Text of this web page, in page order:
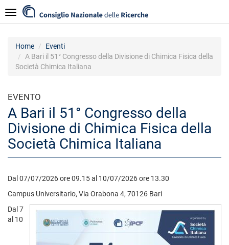
al
contenuto
Navigazione
Home
Eventi
A Bari il 51° Congresso della Divisione di Chimica Fisica della
Società Chimica Italiana
EVENTO
A Bari il 51° Congresso della
Divisione di Chimica Fisica della
Società Chimica Italiana
Dal 07/07/2026 ore 09.15 al 10/07/2026 ore 13.30
Campus Universitario, Via Orabona 4, 70126 Bari
Dal 7
al 10